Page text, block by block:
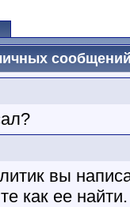
вы
как ее